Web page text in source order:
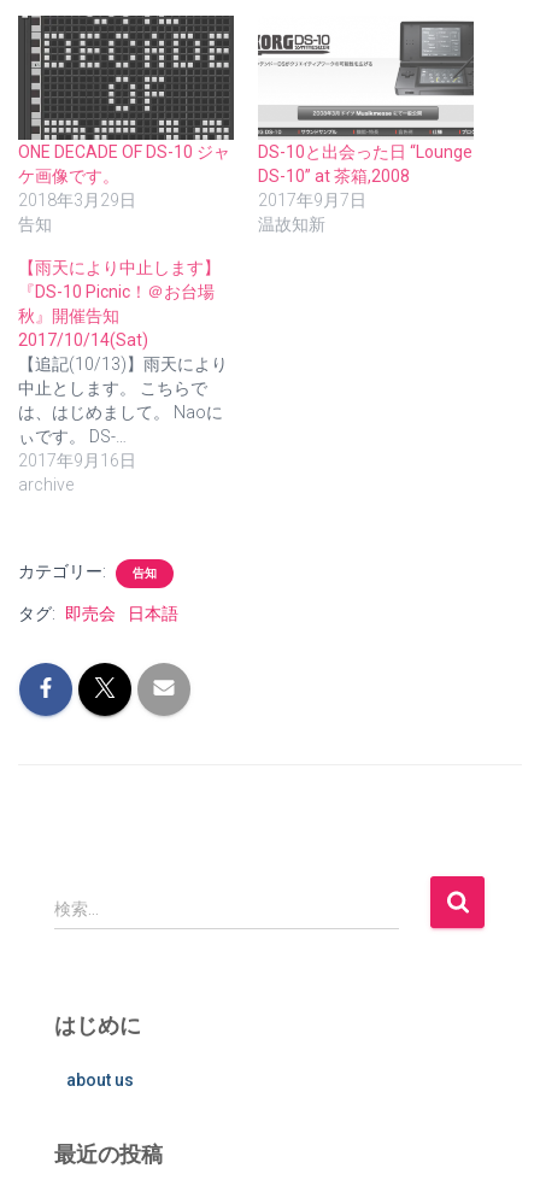
ONE DECADE OF DS-10 ジャ
ケ画像です。
2018年3月29日
告知
DS-10と出会った日 “Lounge
DS-10” at 茶箱,2008
2017年9月7日
温故知新
【雨天により中止します】
『DS-10 Picnic！＠お台場
秋』開催告知
2017/10/14(Sat)
【追記(10/13)】雨天により
中止とします。 こちらで
は、はじめまして。 Naoに
ぃです。 DS-…
2017年9月16日
archive
カテゴリー: 告知
タグ: 即売会 日本語
検
索
検索…
はじめに
about us
最近の投稿